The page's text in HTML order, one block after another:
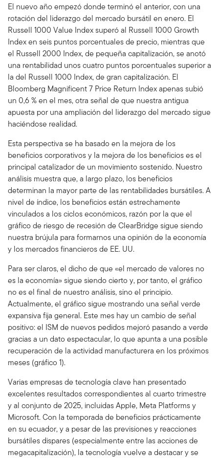
El nuevo año empezó donde terminó el anterior, con una
rotación del liderazgo del mercado bursátil en enero. El
Russell 1000 Value Index superó al Russell 1000 Growth
Index en seis puntos porcentuales de precio, mientras que
el Russell 2000 Index, de pequeña capitalización, se anotó
una rentabilidad unos cuatro puntos porcentuales superior a
la del Russell 1000 Index, de gran capitalización. El
Bloomberg Magnificent 7 Price Return Index apenas subió
un 0,6 % en el mes, otra señal de que nuestra antigua
apuesta por una ampliación del liderazgo del mercado sigue
haciéndose realidad.
Esta perspectiva se ha basado en la mejora de los
beneficios corporativos y la mejora de los beneficios es el
principal catalizador de un movimiento sostenido. Nuestro
análisis muestra que, a largo plazo, los beneficios
determinan la mayor parte de las rentabilidades bursátiles. A
nivel de índice, los beneficios están estrechamente
vinculados a los ciclos económicos, razón por la que el
gráfico de riesgo de recesión de ClearBridge sigue siendo
nuestra brújula para formarnos una opinión de la economía
y los mercados financieros de EE. UU.
Para ser claros, el dicho de que «el mercado de valores no
es la economía» sigue siendo cierto y, por tanto, el gráfico
no es el final de nuestro análisis, sino el principio.
Actualmente, el gráfico sigue mostrando una señal verde
expansiva fija general. Este mes hay un cambio de señal
positivo: el ISM de nuevos pedidos mejoró pasando a verde
gracias a un dato espectacular, lo que apunta a una posible
recuperación de la actividad manufacturera en los próximos
meses (gráfico 1).
Varias empresas de tecnología clave han presentado
excelentes resultados correspondientes al cuarto trimestre
y al conjunto de 2025, incluidas Apple, Meta Platforms y
Microsoft. Con la temporada de beneficios prácticamente
en su ecuador, y a pesar de las previsiones y reacciones
bursátiles dispares (especialmente entre las acciones de
megacapitalización), la tecnología vuelve a destacar y se